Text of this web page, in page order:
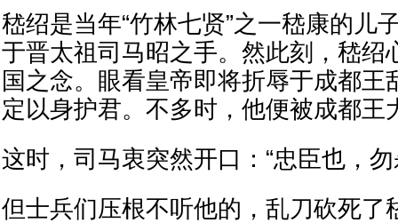
嵇绍是当年“竹林七贤”之一嵇康的儿
于晋太祖司马昭之手。然此刻，嵇绍
国之念。眼看皇帝即将折辱于成都王
定以身护君。不多时，他便被成都王
这时，司马衷突然开口：“忠臣也，勿
但士兵们压根不听他的，乱刀砍死了